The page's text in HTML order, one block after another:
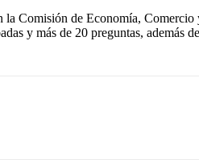
la Comisión de Economía,
y más de 20 preguntas, además